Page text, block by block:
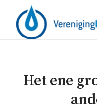
Het ene